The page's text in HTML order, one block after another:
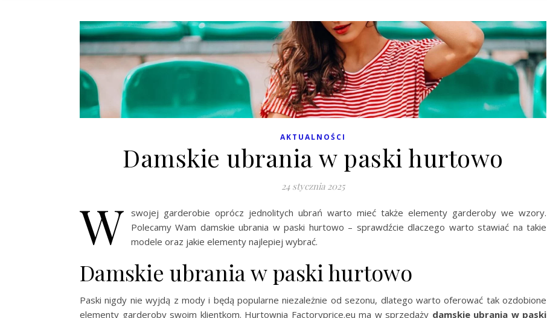
AKTUALNOŚCI
Damskie ubrania w paski hurtowo
24 stycznia 2025
W
swojej garderobie oprócz jednolitych ubrań warto mieć także elementy garderoby we wzory.
Polecamy Wam damskie ubrania w paski hurtowo – sprawdźcie dlaczego warto stawiać na takie
modele oraz jakie elementy najlepiej wybrać.
Damskie ubrania w paski hurtowo
Paski nigdy nie wyjdą z mody i będą popularne niezależnie od sezonu, dlatego warto oferować tak ozdobione
elementy garderoby swoim klientkom. Hurtownia Factoryprice.eu ma w sprzedaży damskie ubrania w paski